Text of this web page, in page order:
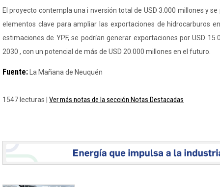
El proyecto contempla una i nversión total de USD 3.000 millones y
elementos clave para ampliar las exportaciones de hidrocarburos
estimaciones de YPF, se podrían generar exportaciones por USD
2030 , con un potencial de más de USD 20.000 millones en el futuro.
Fuente: La Mañana de Neuquén
1547 lecturas | Ver más notas de la sección Notas Destacadas